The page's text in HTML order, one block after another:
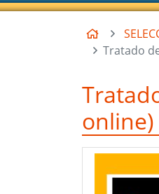
Inicio
Tratado
online)